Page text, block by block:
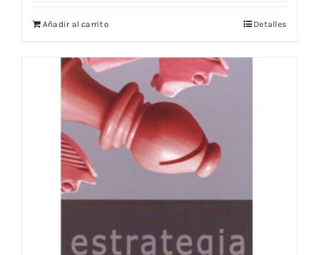
Añadir al carrito Detalles